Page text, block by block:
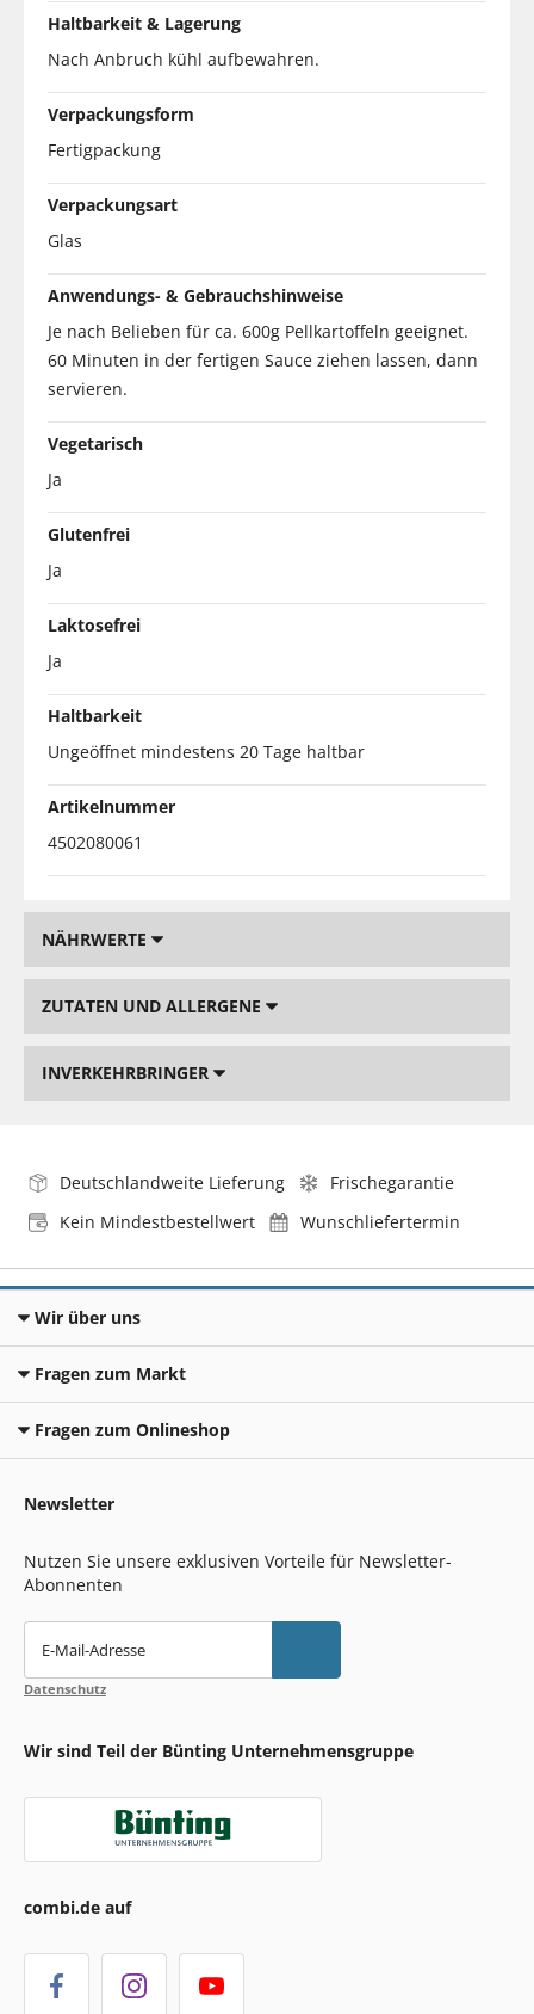
Haltbarkeit & Lagerung
Nach Anbruch kühl aufbewahren.
Verpackungsform
Fertigpackung
Verpackungsart
Glas
Anwendungs- & Gebrauchshinweise
Je nach Belieben für ca. 600g Pellkartoffeln geeignet.
60 Minuten in der fertigen Sauce ziehen lassen, dann
servieren.
Vegetarisch
Ja
Glutenfrei
Ja
Laktosefrei
Ja
Haltbarkeit
Ungeöffnet mindestens 20 Tage haltbar
Artikelnummer
4502080061
NÄHRWERTE
ZUTATEN UND ALLERGENE
INVERKEHRBRINGER
Deutschlandweite Lieferung
Frischegarantie
Kein Mindestbestellwert
Wunschliefertermin
Wir über uns
Fragen zum Markt
Fragen zum Onlineshop
Newsletter
Nutzen Sie unsere exklusiven Vorteile für Newsletter-
Abonnenten
E-Mail-Adresse
Datenschutz
Wir sind Teil der Bünting Unternehmensgruppe
combi.de auf